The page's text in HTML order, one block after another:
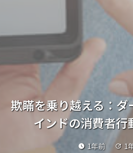
欺瞞を乗り越える：ダ
インドの消費者行
watch_later 1年前 update 1